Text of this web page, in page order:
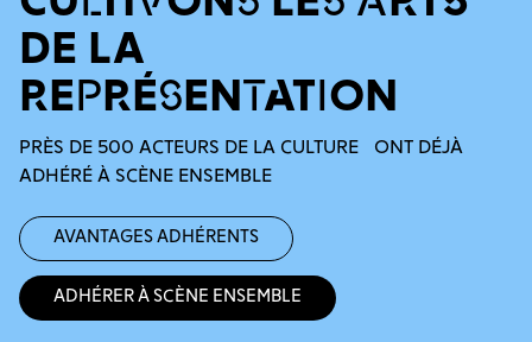
DE LA
REPRÉSENTATION
PRÈS DE 500 ACTEURS DE LA CULTURE ONT DÉJÀ
ADHÉRÉ À SCÈNE ENSEMBLE
Avantages adhérents
Adhérer à Scène Ensemble